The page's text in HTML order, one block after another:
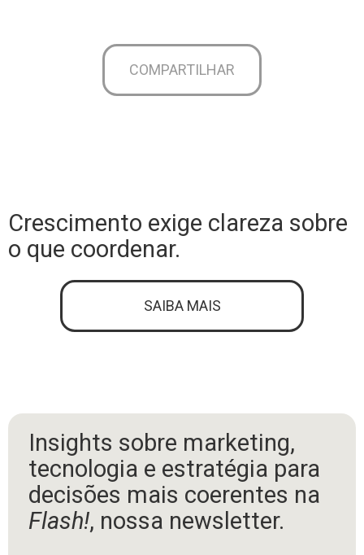
COMPARTILHAR
Crescimento exige clareza sobre
o que coordenar.
SAIBA MAIS
Insights sobre marketing,
tecnologia e estratégia para
decisões mais coerentes na
Flash!, nossa newsletter.